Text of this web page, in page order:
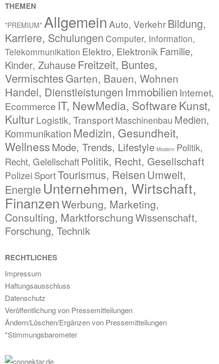
THEMEN
*PREMIUM* Allgemein Auto, VerkehrBildung,
Karriere, Schulungen Computer, Information,
Telekommunikation Elektro, Elektronik Familie,
Kinder, Zuhause Freitzeit, Buntes,
Vermischtes Garten, Bauen, Wohnen
Handel, Dienstleistungen Immobilien Internet,
Ecommerce IT, NewMedia, SoftwareKunst,
KulturLogistik, TransportMaschinenbau Medien,
Kommunikation Medizin, Gesundheit,
WellnessMode, Trends, Lifestyle Modern Politik,
Recht, Gelellschaft Politik, Recht, Gesellschaft
Polizei SportTourismus, Reisen Umwelt,
Energie Unternehmen, Wirtschaft,
FinanzenWerbung, Marketing,
Consulting, MarktforschungWissenschaft,
Forschung, Technik
RECHTLICHES
Impressum
Haftungsausschluss
Datenschutz
Veröffentlichung von Pressemitteilungen
Ändern/Löschen/Ergänzen von Pressemitteilungen
*Stimmungsbarometer